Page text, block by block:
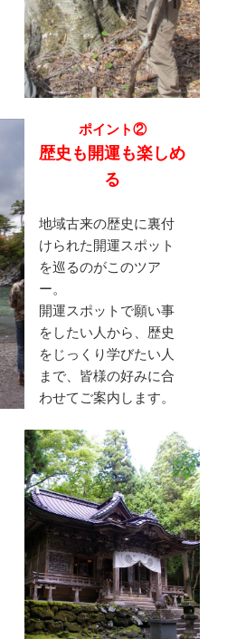
ポイント②
歴史も開運も楽しめ
る
地域古来の歴史に裏付
けられた開運スポット
を巡るのがこのツア
ー。
開運スポットで願い事
をしたい人から、歴史
をじっくり学びたい人
まで、皆様の好みに合
わせてご案内します。